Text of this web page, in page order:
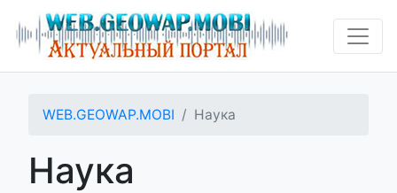
WEB.GEOWAP.MOBI Наука
Наука